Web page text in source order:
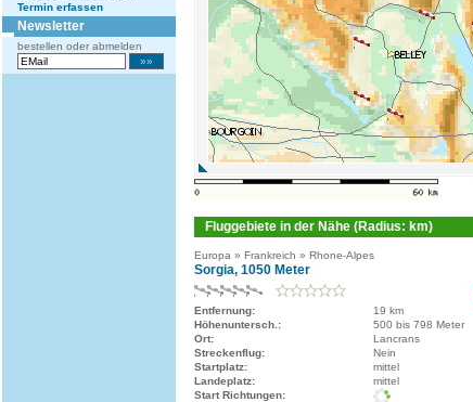
Termin erfassen
Newsletter
bestellen oder abmelden
Fluggebiete in der Nähe (Radius: km)
Europa » Frankreich » Rhone-Alpes
Sorgia, 1050 Meter
Entfernung:
19 km
Höhenuntersch.:
500 bis 798 Meter
Ort:
Lancrans
Streckenflug:
Nein
Startplatz:
mittel
Landeplatz:
mittel
Start Richtungen: